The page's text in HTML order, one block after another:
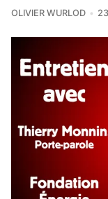
OLIVIER WURLOD